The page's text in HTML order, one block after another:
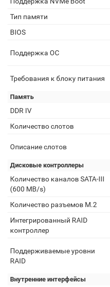
Тип памяти
BIOS
Поддержка ОС
Требования к блоку питания
Память
DDR IV
Количество слотов
Описание слотов
Дисковые контроллеры
Количество каналов SATA-III
(600 MB/s)
Количество разъемов M.2
Интегрированный RAID
контроллер
Поддерживаемые уровни
RAID
Внутренние интерфейсы